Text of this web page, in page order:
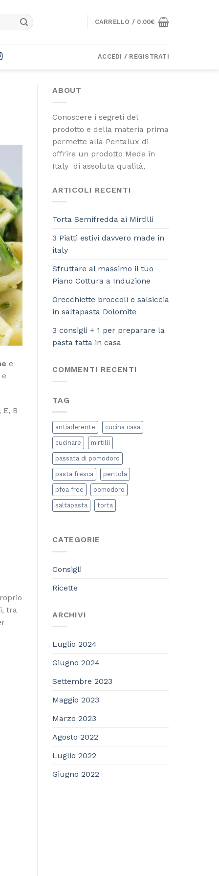
CARRELLO / 0.00€
ACCEDI / REGISTRATI
e
E, B
tra
ABOUT
Conoscere i segreti del
prodotto e della materia prima
permette alla Pentalux di
offrire un prodotto Mede in
Italy di assoluta qualità,
ARTICOLI RECENTI
Torta Semifredda ai Mirtilli
3 Piatti estivi davvero made in
italy
Sfruttare al massimo il tuo
Piano Cottura a Induzione
Orecchiette broccoli e salsiccia
in saltapasta Dolomite
3 consigli + 1 per preparare la
pasta fatta in casa
COMMENTI RECENTI
TAG
antiaderente cucina casa
cucinare mirtilli
passata di pomodoro
pasta fresca pentola
pfoa free pomodoro
saltapasta torta
CATEGORIE
Consigli
Ricette
ARCHIVI
Luglio 2024
Giugno 2024
Settembre 2023
Maggio 2023
Marzo 2023
Agosto 2022
Luglio 2022
Giugno 2022